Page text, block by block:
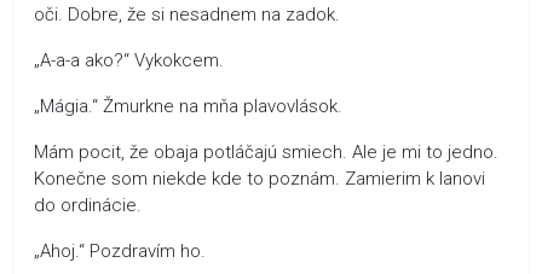
oči. Dobre, že si nesadnem na zadok.
„A-a-a ako?“ Vykokcem.
„Mágia.“ Žmurkne na mňa plavovlások.
Mám pocit, že obaja potláčajú smiech. Ale je mi to jedno.
Konečne som niekde kde to poznám. Zamierim k Ianovi
do ordinácie.
„Ahoj.“ Pozdravím ho.